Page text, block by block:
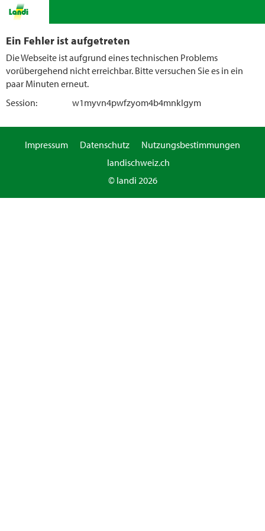
Ein Fehler ist aufgetreten
Die Webseite ist aufgrund eines technischen Problems
vorübergehend nicht erreichbar. Bitte versuchen Sie es in ein
paar Minuten erneut.
Session:
w1myvn4pwfzyom4b4mnklgym
Impressum Datenschutz
Nutzungsbestimmungen
landischweiz.ch
© landi 2026